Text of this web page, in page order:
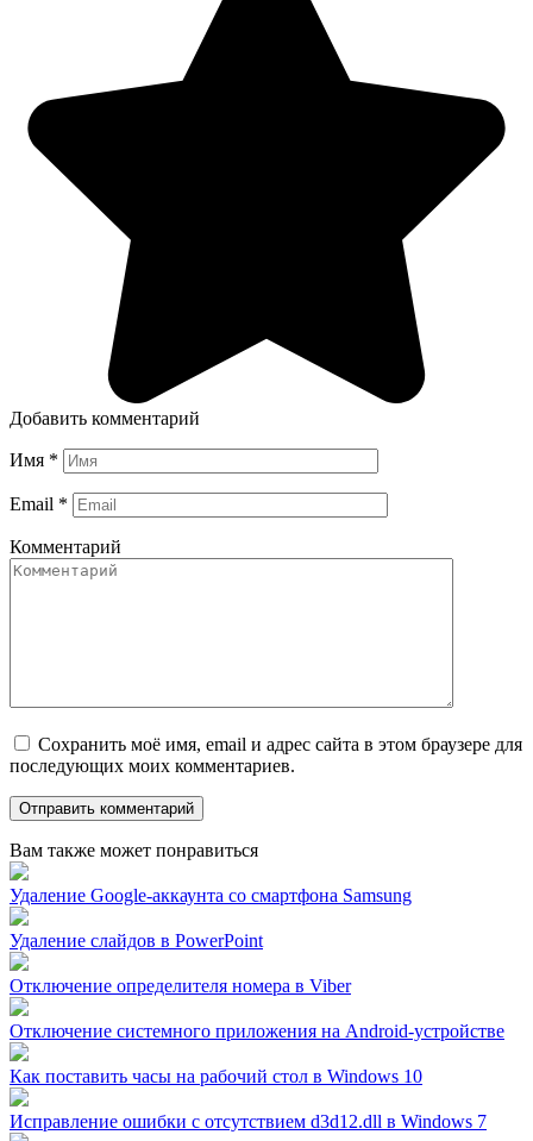
Добавить комментарий
Имя *
Email *
Комментарий
Сохранить моё имя, email и адрес сайта в этом браузере для
последующих моих комментариев.
Вам также может понравиться
Удаление Google-аккаунта со смартфона Samsung
Удаление слайдов в PowerPoint
Отключение определителя номера в Viber
Отключение системного приложения на Android-устройстве
Как поставить часы на рабочий стол в Windows 10
Исправление ошибки с отсутствием d3d12.dll в Windows 7